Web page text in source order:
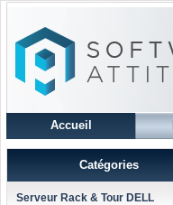
Accueil
Catégories
Serveur Rack & Tour DELL